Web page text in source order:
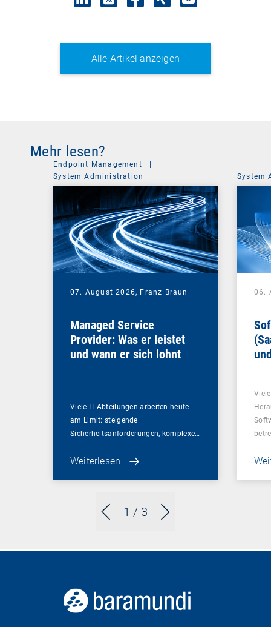
Alle Artikel anzeigen
Mehr lesen?
1 / 3
Endpoint Management
System Administration
07. August 2026, Franz Braun
Managed Service
Provider: Was er leistet
und wann er sich lohnt
Viele IT-Abteilungen arbeiten heute
am Limit: steigende
Sicherheitsanforderungen, komplexe…
Weiterlesen
System
06.